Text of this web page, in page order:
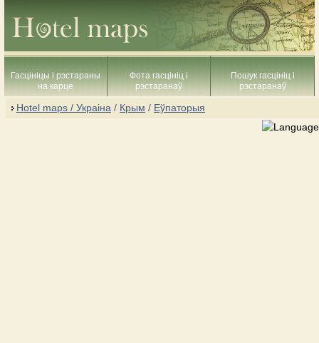
Гасцініцы і рэстараны
на карце
Фота гасцініц і
рэстаранаў
Пошук гасцініц і
рэстаранаў
Hotel maps / Украіна / Крым / Еўпаторыя